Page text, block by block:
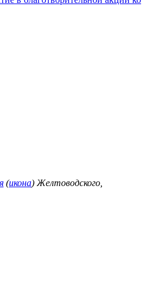
(икона) Желтоводского,